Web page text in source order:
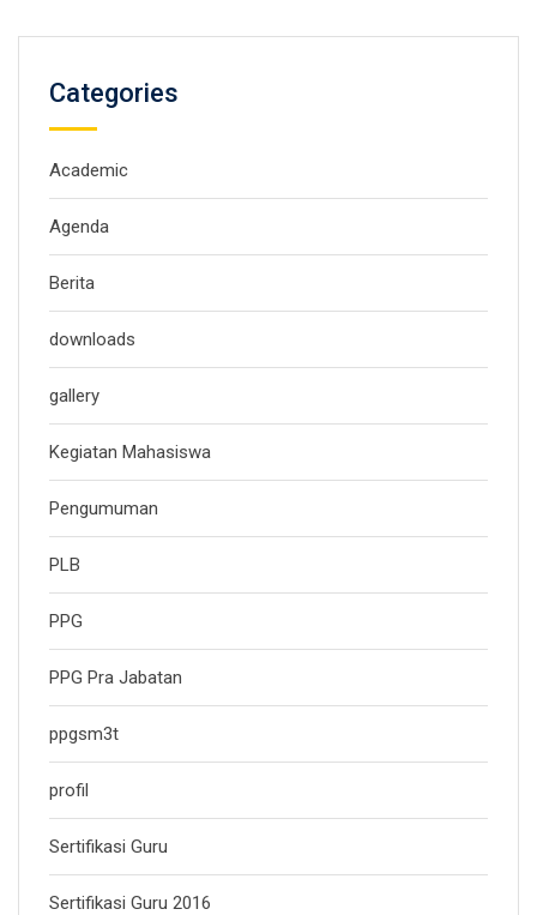
Categories
Academic
Agenda
Berita
downloads
gallery
Kegiatan Mahasiswa
Pengumuman
PLB
PPG
PPG Pra Jabatan
ppgsm3t
profil
Sertifikasi Guru
Sertifikasi Guru 2016